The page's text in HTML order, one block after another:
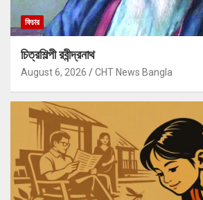
ফিচার
চিত্রশিল্পী রবীন্দ্রনাথ
August 6, 2026 CHT News Bangla